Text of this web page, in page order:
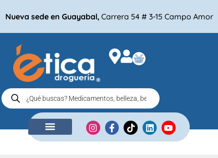
Nueva sede en Guayabal, Carrera 54 # 3-15 Campo Amor